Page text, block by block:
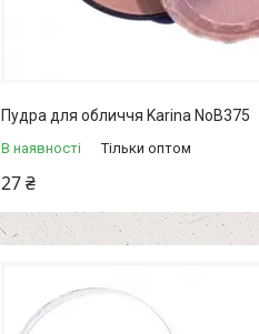
Пудра для обличчя Karina NoB375
В наявності Тільки оптом
27 ₴